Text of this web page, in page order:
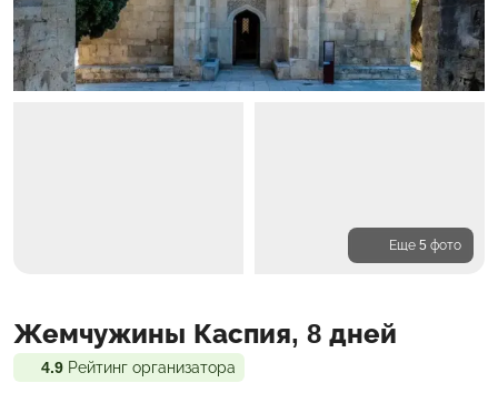
Еще 5 фото
Программа Проживание Входит в стоимость
Жемчужины Каспия, 8 дней
4.9 Рейтинг организатора